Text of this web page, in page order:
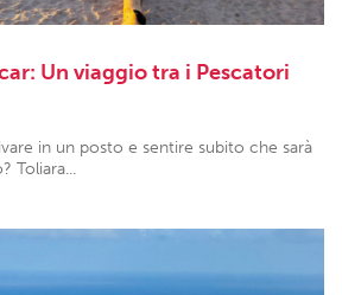
Un viaggio tra i Pescatori
in un posto e sentire subito che sarà
Toliara...